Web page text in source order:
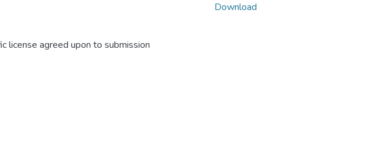
license agreed upon to submission
Download